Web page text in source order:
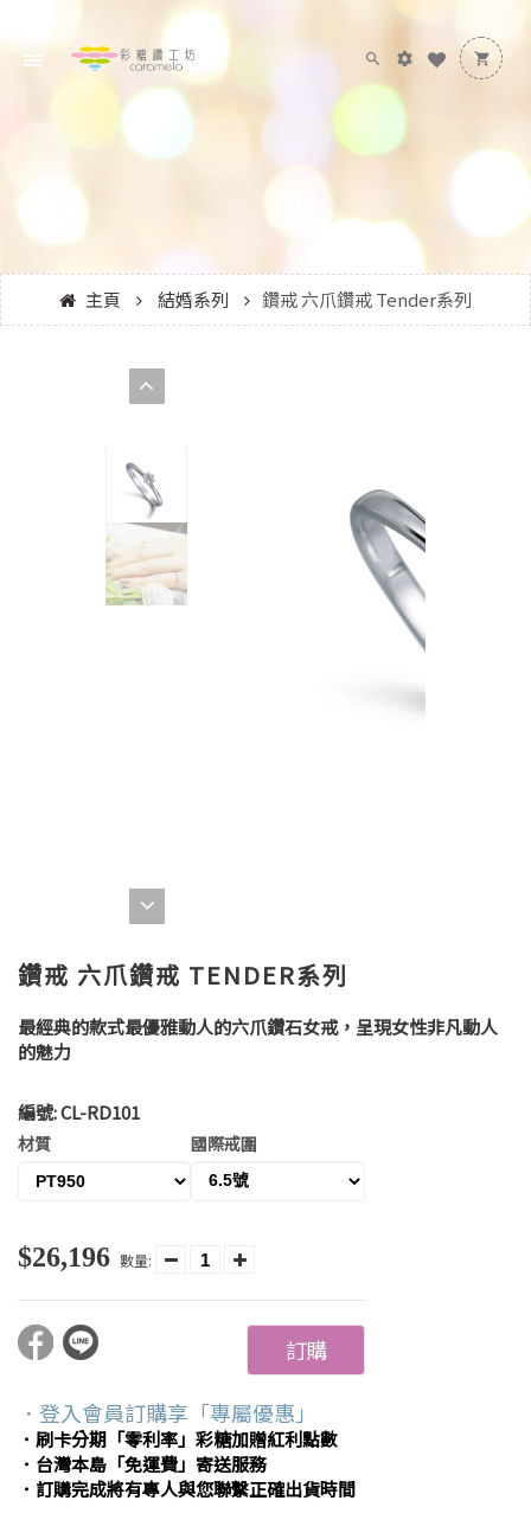
主頁 結婚系列 鑽戒 六爪鑽戒 Tender系列
鑽戒 六爪鑽戒 TENDER系列
最經典的款式最優雅動人的六爪鑽石女戒，呈現女性非凡動人
的魅力
編號:CL-RD101
材質 國際戒圍
$26,196 數量:
訂購
．登入會員訂購享「專屬優惠」
．刷卡分期「零利率」彩糖加贈紅利點數
．台灣本島「免運費」寄送服務
．訂購完成將有專人與您聯繫正確出貨時間